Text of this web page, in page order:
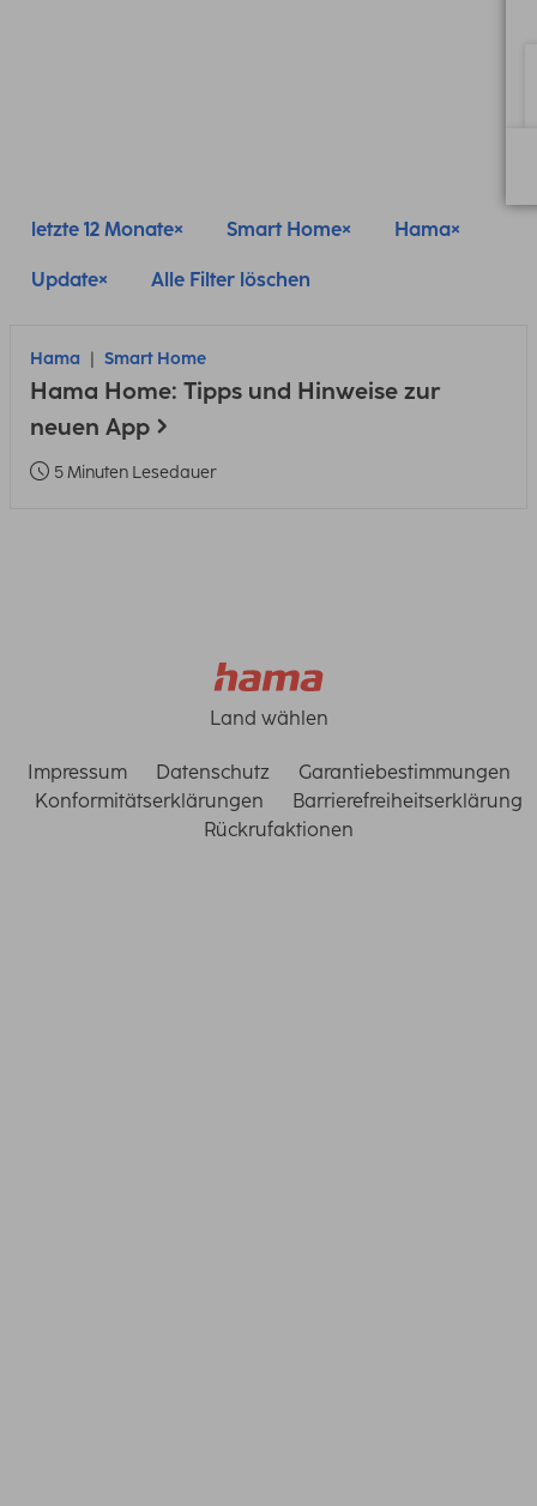
letzte 12 Monate Smart Home Hama
Update Alle Filter löschen
Hama Smart Home
Hama Home: Tipps und Hinweise zur
neuen App
5 Minuten Lesedauer
Land wählen
Impressum Datenschutz
Garantiebestimmungen
Konformitätserklärungen
Barrierefreiheitserklärung
Rückrufaktionen